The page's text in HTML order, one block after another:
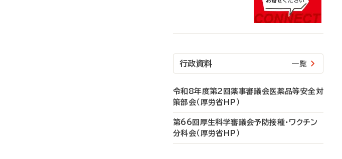
行政資料 一覧
令和8年度第2回薬事審議会医薬品等安全対
策部会（厚労省HP）
第66回厚生科学審議会予防接種・ワクチン
分科会（厚労省HP）